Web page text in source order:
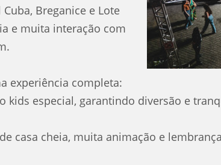
Cuba, Breganice e Lote
e muita interação com
experiência completa:
kids especial, garantindo diversão e
casa cheia, muita animação e